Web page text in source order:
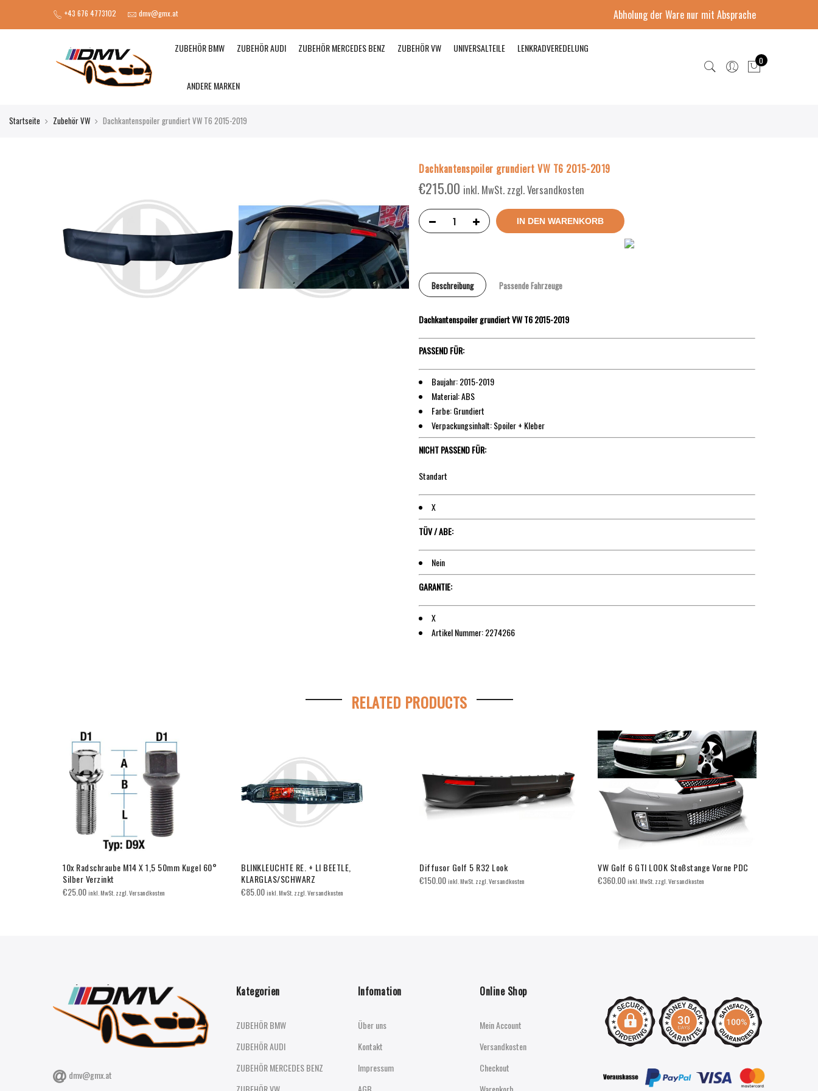
+43 676 4773102 dmv@gmx.at Abholung der Ware nur mit Absprache
ZUBEHÖR BMW ZUBEHÖR AUDI ZUBEHÖR MERCEDES BENZ ZUBEHÖR VW UNIVERSALTEILE LENKRADVEREDELUNG
ANDERE MARKEN
0
Startseite Zubehör VW Dachkantenspoiler grundiert VW T6 2015-2019
Dachkantenspoiler grundiert VW T6 2015-2019
€215.00 inkl. MwSt. zzgl. Versandkosten
IN DEN WARENKORB
Beschreibung Passende Fahrzeuge
Dachkantenspoiler grundiert VW T6 2015-2019
PASSEND FÜR:
Baujahr: 2015-2019
Material: ABS
Farbe: Grundiert
Verpackungsinhalt: Spoiler + Kleber
NICHT PASSEND FÜR:
Standart
X
TÜV / ABE:
Nein
GARANTIE:
X
Artikel Nummer: 2274266
RELATED PRODUCTS
10x Radschraube M14 X 1,5 50mm Kugel 60°
Silber Verzinkt
€25.00inkl. MwSt. zzgl. Versandkosten
BLINKLEUCHTE RE. + LI BEETLE,
KLARGLAS/SCHWARZ
€85.00inkl. MwSt. zzgl. Versandkosten
Diffusor Golf 5 R32 Look
€150.00inkl. MwSt. zzgl. Versandkosten
VW Golf 6 GTI LOOK Stoßstange Vorne PDC
€360.00inkl. MwSt. zzgl. Versandkosten
dmv@gmx.at
Kategorien
ZUBEHÖR BMW
ZUBEHÖR AUDI
ZUBEHÖR MERCEDES BENZ
Infomation
Über uns
Kontakt
Impressum
Online Shop
Mein Account
Versandkosten
Checkout